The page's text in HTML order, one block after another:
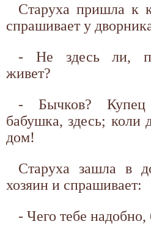
Старуха пришла к
спрашивает у
- Не здесь ли,
живет?
- Бычков? Купец
бабушка, здесь; коли
дом!
Старуха зашла в
хозяин и спрашивает:
- Чего тебе